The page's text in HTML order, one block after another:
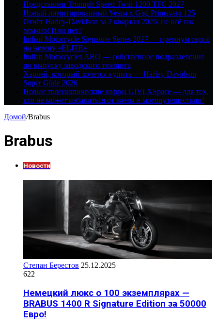
Представлен Triumph Speed Twin 1200 TFC 2027
Новый лимитированный Vespa x Gigi Primavera 125
Отчёт Harley-Davidson за 2 квартал 2026: не всё так
мрачно! Или нет?
Indian Motorcycle Signature Series 2027 — премиум серия
на замену «ELITE»
Indian Motorcycles ARO — собственное подразделение
по выпуску заводского тюнинга
Харлей, который хочется купить — Harley-Davidson
Super Glide 2026
Новые телескопические кофры GIVI XSpace — для тех,
кто не может избавиться от жены в мотопутешествии!
Домой/Brabus
Brabus
Новости
Степан Берестов 25.12.2025
622
Немецкий люкс о 100 экземплярах —
BRABUS 1400 R Signature Edition за 50000
Евро!